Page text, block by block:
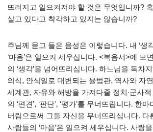
뜨려지고 일으켜져야 할 것은 무엇입니까?
살고 있다고 착각하고 있지는 않습니까?
주님께 묻고 들은 음성은 이렇습니다. 내 ‘생
‘마음’은 일으켜 세우십니다. <복음서>에 보
의 ‘생각’을 넘어뜨리십니다. 하느님을 독차
의식, 안식일로 대변되는 율법관, 역사와 자
세계관, 자유와 해방을 가져다줄 정치∙군사
의 ‘편견’, ‘판단’, ‘평가’를 무너뜨립니다. 한
버림으로써 그들 자신을 무너뜨리십니다. 다
사람들의 ‘마음’은 일으켜 세우십니다. 사랑